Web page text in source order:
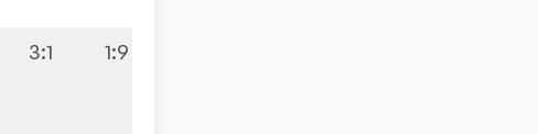
3:1 1:9